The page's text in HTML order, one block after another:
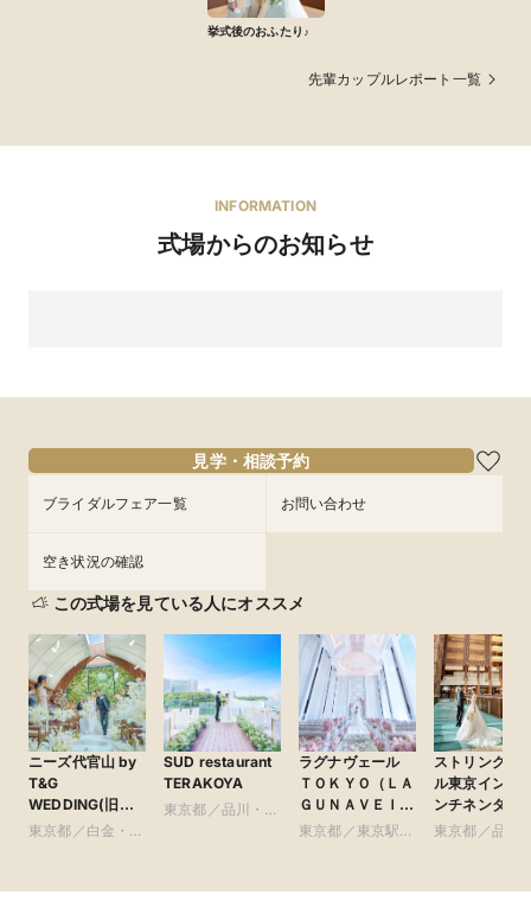
挙式後のおふたり♪
先輩カップルレポート一覧
INFORMATION
式場からのお知らせ
*ご予約はお早めに*土曜日がお得【料理重視の方】家
族挙式フェア＼牛フィレ×フォアグラ美食／
【東京を感じる絶景をゲストに贈る】世界中のゲストをもてな
してきた「ホテルインターコンチネンタル東京ベイ」での結婚
式を体験！少人数のアットホームなご結婚式にぴったりの「ス
イートルーム会食」見学&試食付！
見学・相談予約
ブライダルフェア一覧 お問い合わせ
空き状況の確認
この式場を見ている人にオススメ
ニーズ代官山 by
T&G
WEDDING(旧
アーカンジェル代
東京都／白金・恵
SUD restaurant
TERAKOYA
東京都／品川・目
ラグナヴェール
ＴＯＫＹＯ（ＬＡ
ＧＵＮＡＶＥＩＬ
ＴＯＫＹＯ）
東京都／東京駅・
ストリングス
ル東京インタ
ンチネンタル
東京都／品川